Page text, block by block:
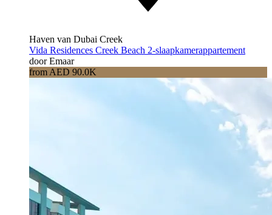
Haven van Dubai Creek
Vida Residences Creek Beach 2-slaapkamerappartement
door Emaar
from AED 90.0K